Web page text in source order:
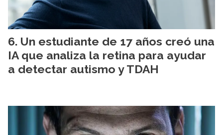
Un estudiante de 17 años creó una
IA que analiza la retina para ayudar
a detectar autismo y TDAH